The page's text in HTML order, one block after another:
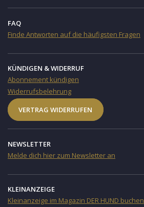
FAQ
Finde Antworten auf die häufigsten Fragen
KÜNDIGEN & WIDERRUF
Abonnement kündigen
Widerrufsbelehrung
VERTRAG WIDERRUFEN
NEWSLETTER
Melde dich hier zum Newsletter an
KLEINANZEIGE
Kleinanzeige im Magazin DER HUND buchen